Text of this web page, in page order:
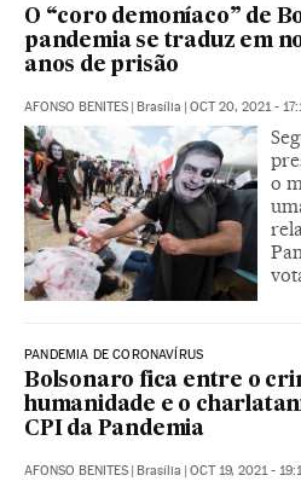
O “coro demoníaco” de
pandemia se traduz em
anos de prisão
AFONSO BENITES | Brasília | OCT 20, 2021 -
o
PANDEMIA DE CORONAVÍRUS
Bolsonaro fica entre o
humanidade e o
CPI da Pandemia
AFONSO BENITES | Brasília | OCT 19, 2021 -